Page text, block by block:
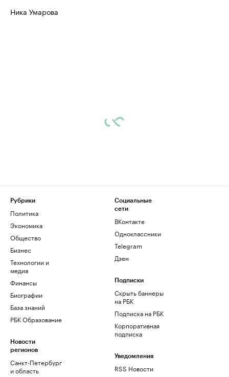
Ника Умарова
Рубрики
Политика
Экономика
Общество
Бизнес
Технологии и
медиа
Финансы
Биографии
База знаний
РБК Образование
Новости
регионов
Санкт-Петербург
и область
Социальные
сети
ВКонтакте
Одноклассники
Telegram
Дзен
Подписки
Скрыть баннеры
на РБК
Подписка на РБК
Корпоративная
подписка
Уведомления
RSS Новости